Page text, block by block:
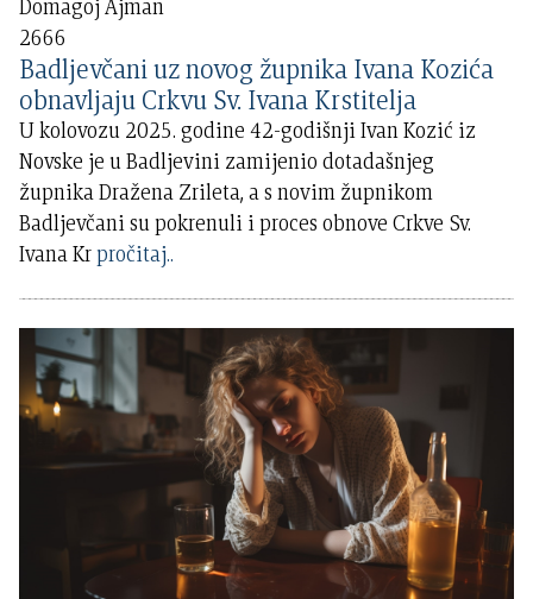
Domagoj Ajman
2666
Badljevčani uz novog župnika Ivana Kozića
obnavljaju Crkvu Sv. Ivana Krstitelja
U kolovozu 2025. godine 42-godišnji Ivan Kozić iz
Novske je u Badljevini zamijenio dotadašnjeg
župnika Dražena Zrileta, a s novim župnikom
Badljevčani su pokrenuli i proces obnove Crkve Sv.
Ivana Krpročitaj..